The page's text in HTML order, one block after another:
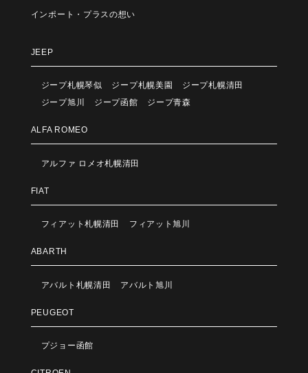
インポート・プラスの想い
JEEP
ジープ札幌琴似 ジープ札幌美園
ジープ札幌清田
ジープ旭川
ジープ函館 ジープ青森
ALFA ROMEO
アルファ ロメオ札幌清田
FIAT
フィアット札幌清田 フィアット旭川
ABARTH
アバルト札幌清田 アバルト旭川
PEUGEOT
プジョー函館